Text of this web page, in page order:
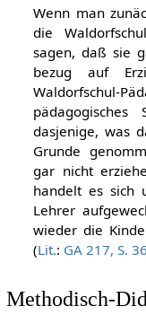
Wenn man
die
sagen, daß sie
bezug auf
dasjenige, was
Grunde
gar nicht
handelt es sich
Lehrer
wieder die
(Lit.: GA 217, S. 36
Methodisch-